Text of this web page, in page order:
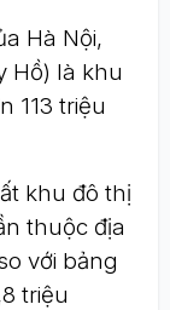
Hà Nội,
Hồ) là khu
113 triệu
khu đô thị
thuộc địa
với bảng
triệu